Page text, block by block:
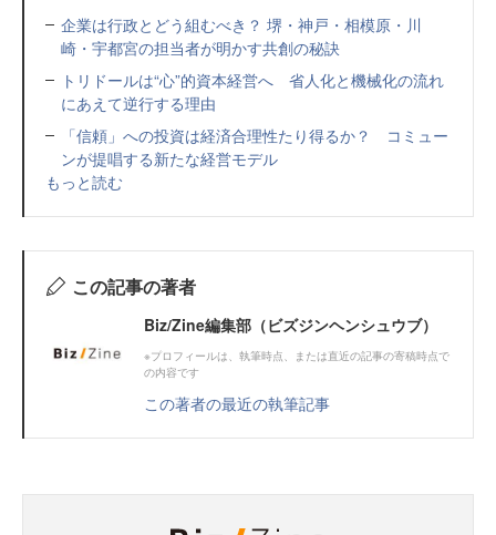
企業は行政とどう組むべき？ 堺・神戸・相模原・川
崎・宇都宮の担当者が明かす共創の秘訣
トリドールは“心”的資本経営へ 省人化と機械化の流れ
にあえて逆行する理由
「信頼」への投資は経済合理性たり得るか？ コミュー
ンが提唱する新たな経営モデル
もっと読む
この記事の著者
Biz/Zine編集部（ビズジンヘンシュウブ）
※プロフィールは、執筆時点、または直近の記事の寄稿時点で
の内容です
この著者の最近の執筆記事